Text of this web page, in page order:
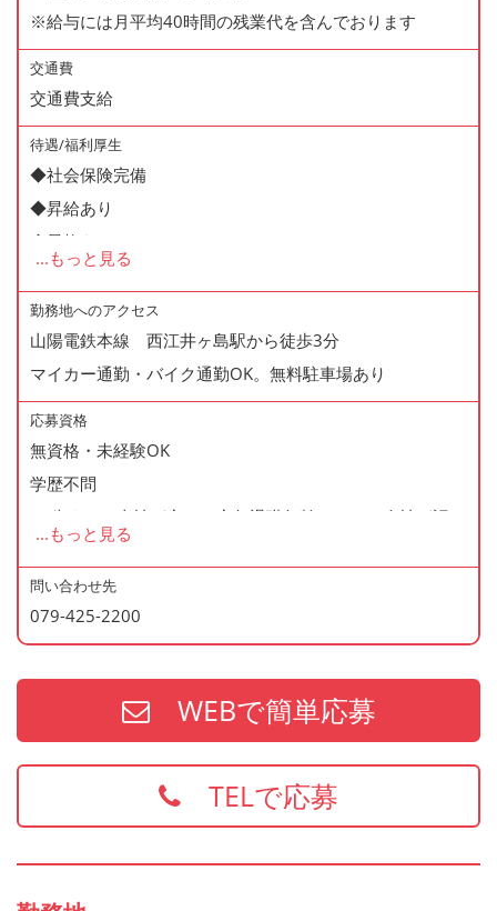
※給与には月平均40時間の残業代を含んでおります
交通費
交通費支給
待遇/福利厚生
◆社会保険完備
◆昇給あり
◆昇格あり
◆正社員登用制度あり
◆寸志あり
◆有給休暇あり
◆産休・育休あり
◆交通費支給
◆資格支援制度あり
◆マイカー通勤・バイク通勤OK
◆無料駐車場あり
◆まかない制度あり（1日1食・無料）
◆社内の表彰制度あり
◆再雇用制度あり
◆制服貸与
... もっと見る
勤務地へのアクセス
山陽電鉄本線 西江井ヶ島駅から徒歩3分
マイカー通勤・バイク通勤OK。無料駐車場あり
応募資格
無資格・未経験OK
学歴不問
60歳まで（当社が定める定年退職年齢のため・会社が認め
た場合はこの限りではありません）
＜歓迎資格＞
・2年以上の勤務経験がある方
・調理師免許
※上記の資格、経験をお持ちの方は給与面などを優遇いた
... もっと見る
問い合わせ先
079-425-2200
WEBで簡単応募
TELで応募